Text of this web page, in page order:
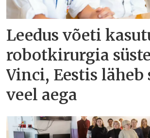
Leedus võeti
robotkirurgia
Vinci, Eestis läheb
veel aega